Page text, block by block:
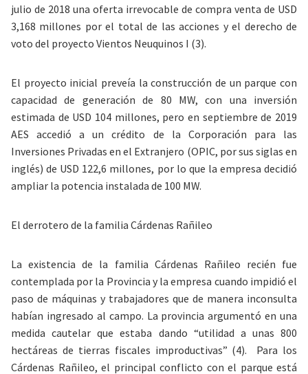
julio de 2018 una oferta irrevocable de compra venta de USD
3,168 millones por el total de las acciones y el derecho de
voto del proyecto Vientos Neuquinos I (3).
El proyecto inicial preveía la construcción de un parque con
capacidad de generación de 80 ­MW, con una inversión
estimada de USD 104 millones, pero en septiembre de 2019
AES accedió a un crédito de la Corporación para las
Inversiones Privadas en el Extranjero (OPIC, por sus siglas en
inglés) de USD 122,6 millones, por lo que la empresa decidió
ampliar la potencia instalada de 100 MW.
El derrotero de la familia Cárdenas Rañileo
La existencia de la familia Cárdenas Rañileo recién fue
contemplada por la Provincia y la empresa cuando impidió el
paso de máquinas y trabajadores que de manera inconsulta
habían ingresado al campo. La provincia argumentó en una
medida cautelar que estaba dando “utilidad a unas 800
hectáreas de tierras fiscales improductivas” (4). Para los
Cárdenas Rañileo, el principal conflicto con el parque está